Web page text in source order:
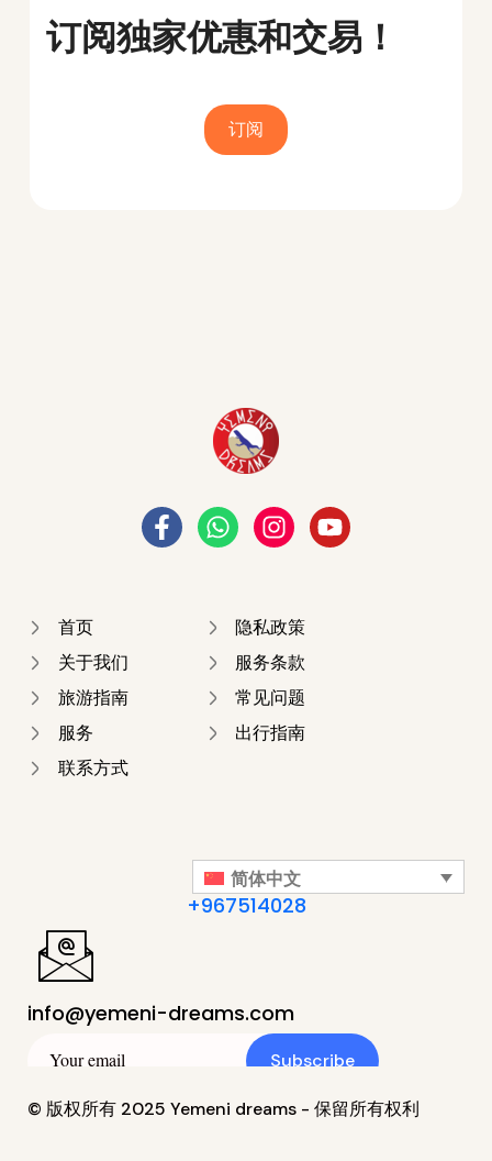
订阅独家优惠和交易！
订阅
首页
关于我们
旅游指南
服务
联系方式
隐私政策
服务条款
常见问题
出行指南
简体中文
+967514028
info@yemeni-dreams.com
Subscribe
© 版权所有 2025 Yemeni dreams - 保留所有权利